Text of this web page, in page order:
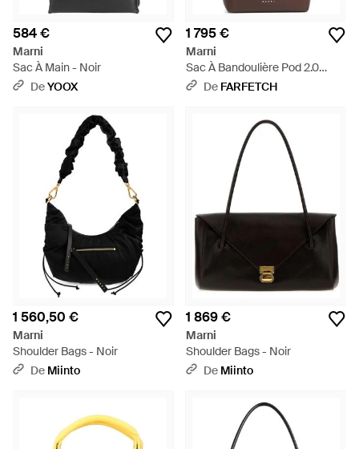
584 €
Marni
Sac À Main - Noir
DeYOOX
1 795 €
Marni
Sac À Bandoulière Pod 2.0
Imprimé Vache - Blanc
De FARFETCH
1 560,50 €
Marni
Shoulder Bags - Noir
De Miinto
1 869 €
Marni
Shoulder Bags - Noir
De Miinto